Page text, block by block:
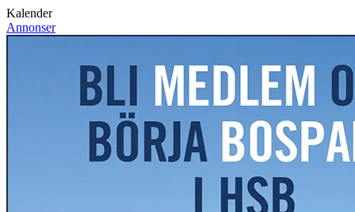
Kalender
Annonser